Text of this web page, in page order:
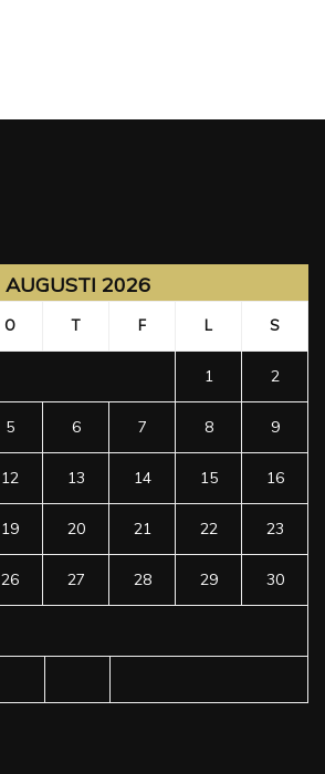
AUGUSTI 2026
O T F L S
1 2
5 6 7 8 9
12 13 14 15 16
19 20 21 22 23
26 27 28 29 30